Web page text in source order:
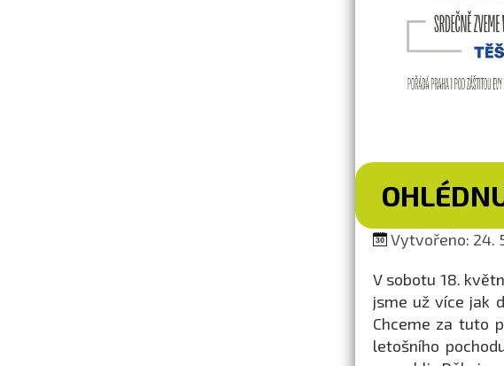
Vytvořeno: 24.
V sobotu 18.
jsme už více jak
Chceme za tuto
letošního